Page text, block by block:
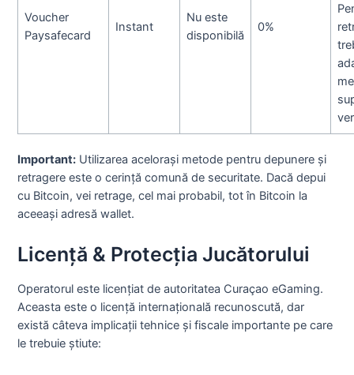
Voucher
Paysafecard
Instant
Nu este
disponibilă
0%
Important: Utilizarea acelorași metode pentru depunere și
retragere este o cerință comună de securitate. Dacă depui
cu Bitcoin, vei retrage, cel mai probabil, tot în Bitcoin la
aceeași adresă wallet.
Licență & Protecția Jucătorului
Operatorul este licențiat de autoritatea Curaçao eGaming.
Aceasta este o licență internațională recunoscută, dar
există câteva implicații tehnice și fiscale importante pe care
le trebuie știute: